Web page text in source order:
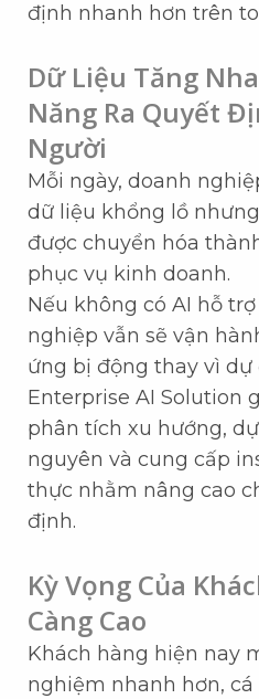
định nhanh hơn trên
Dữ Liệu Tăng
Năng Ra Quyết
Người
Mỗi ngày, doanh
dữ liệu khổng lồ
được chuyển hóa
phục vụ kinh doanh.
Nếu không có AI hỗ
nghiệp vẫn sẽ vận
ứng bị động thay vì dự
Enterprise AI Solution
phân tích xu hướng,
nguyên và cung cấp
thực nhằm nâng cao
định.
Kỳ Vọng Của
Càng Cao
Khách hàng hiện nay
nghiệm nhanh hơn, cá